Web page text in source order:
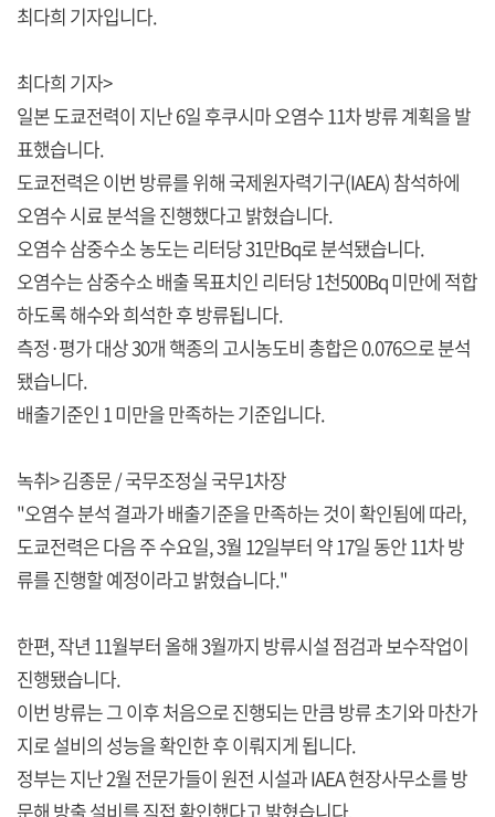
최다희 기자입니다.
최다희 기자>
일본 도쿄전력이 지난 6일 후쿠시마 오염수 11차 방류 계획을 발
표했습니다.
도쿄전력은 이번 방류를 위해 국제원자력기구(IAEA) 참석하에
오염수 시료 분석을 진행했다고 밝혔습니다.
오염수 삼중수소 농도는 리터당 31만Bq로 분석됐습니다.
오염수는 삼중수소 배출 목표치인 리터당 1천500Bq 미만에 적합
하도록 해수와 희석한 후 방류됩니다.
측정·평가 대상 30개 핵종의 고시농도비 총합은 0.076으로 분석
됐습니다.
배출기준인 1 미만을 만족하는 기준입니다.
녹취> 김종문 / 국무조정실 국무1차장
"오염수 분석 결과가 배출기준을 만족하는 것이 확인됨에 따라,
도쿄전력은 다음 주 수요일, 3월 12일부터 약 17일 동안 11차 방
류를 진행할 예정이라고 밝혔습니다."
한편, 작년 11월부터 올해 3월까지 방류시설 점검과 보수작업이
진행됐습니다.
이번 방류는 그 이후 처음으로 진행되는 만큼 방류 초기와 마찬가
지로 설비의 성능을 확인한 후 이뤄지게 됩니다.
정부는 지난 2월 전문가들이 원전 시설과 IAEA 현장사무소를 방
문해 방출 설비를 직접 확인했다고 밝혔습니다.